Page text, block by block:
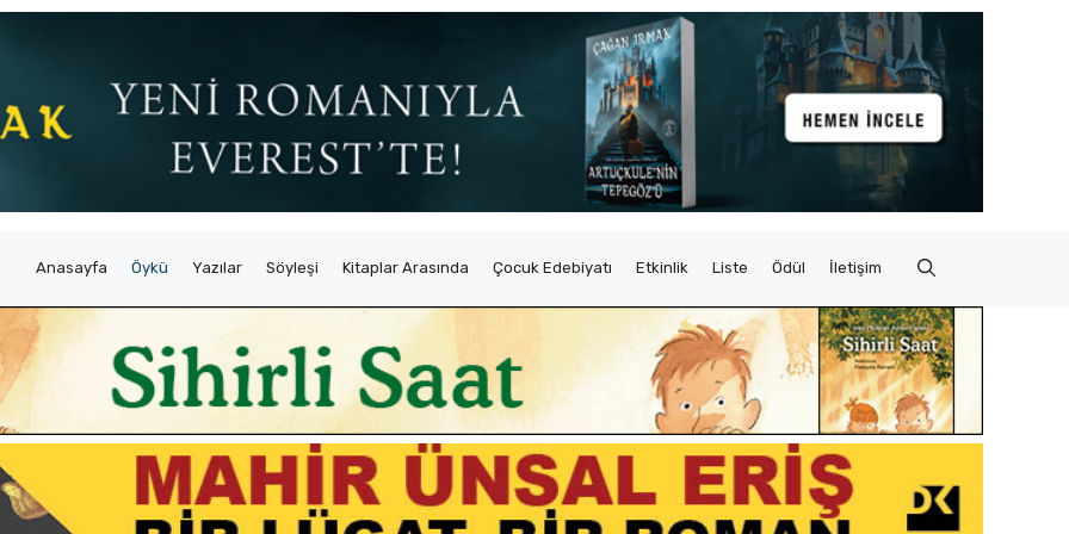
Anasayfa Öykü Yazılar Söyleşi Kitaplar Arasında Çocuk Edebiyatı Etkinlik Liste Ödül İletişim